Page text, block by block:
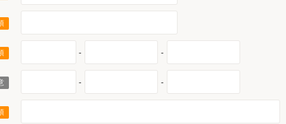
- -
- -